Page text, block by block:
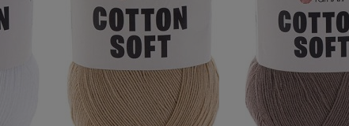
srebra
odcienie zieleni(2)
więcej
Cena